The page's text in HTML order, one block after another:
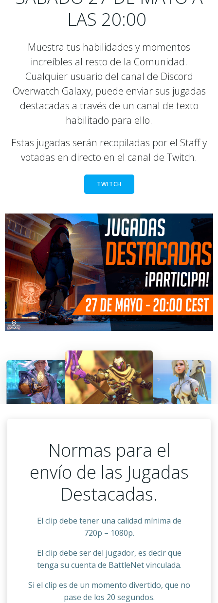
LAS 20:00
Muestra tus habilidades y momentos
increíbles al resto de la Comunidad.
Cualquier usuario del canal de Discord
Overwatch Galaxy, puede enviar sus jugadas
destacadas a través de un canal de texto
habilitado para ello.
Estas jugadas serán recopiladas por el Staff y
votadas en directo en el canal de Twitch.
TWITCH
Normas para el
envío de las Jugadas
Destacadas.
El clip debe tener una calidad mínima de
720p – 1080p.
El clip debe ser del jugador, es decir que
tenga su cuenta de BattleNet vinculada.
Si el clip es de un momento divertido, que no
pase de los 20 segundos.